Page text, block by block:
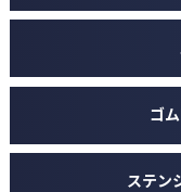
ゴ
ステン